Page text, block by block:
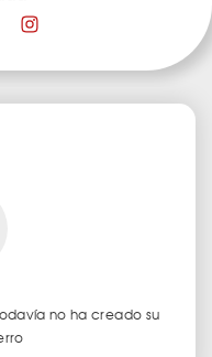
no ha creado su